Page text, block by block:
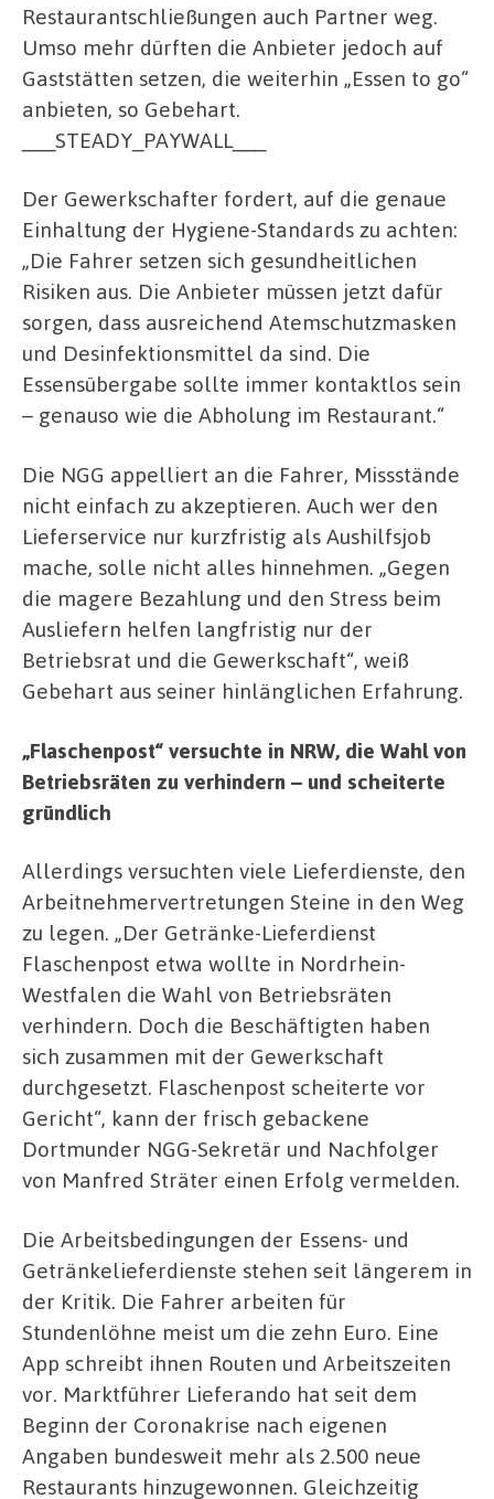
Restaurantschließungen auch Partner weg.
Umso mehr dürften die Anbieter jedoch auf
Gaststätten setzen, die weiterhin „Essen to go“
anbieten, so Gebehart.
___STEADY_PAYWALL___
Der Gewerkschafter fordert, auf die genaue
Einhaltung der Hygiene-Standards zu achten:
„Die Fahrer setzen sich gesundheitlichen
Risiken aus. Die Anbieter müssen jetzt dafür
sorgen, dass ausreichend Atemschutzmasken
und Desinfektionsmittel da sind. Die
Essensübergabe sollte immer kontaktlos sein
– genauso wie die Abholung im Restaurant.“
Die NGG appelliert an die Fahrer, Missstände
nicht einfach zu akzeptieren. Auch wer den
Lieferservice nur kurzfristig als Aushilfsjob
mache, solle nicht alles hinnehmen. „Gegen
die magere Bezahlung und den Stress beim
Ausliefern helfen langfristig nur der
Betriebsrat und die Gewerkschaft“, weiß
Gebehart aus seiner hinlänglichen Erfahrung.
„Flaschenpost“ versuchte in NRW, die Wahl von
Betriebsräten zu verhindern – und scheiterte
gründlich
Allerdings versuchten viele Lieferdienste, den
Arbeitnehmervertretungen Steine in den Weg
zu legen. „Der Getränke-Lieferdienst
Flaschenpost etwa wollte in Nordrhein-
Westfalen die Wahl von Betriebsräten
verhindern. Doch die Beschäftigten haben
sich zusammen mit der Gewerkschaft
durchgesetzt. Flaschenpost scheiterte vor
Gericht“, kann der frisch gebackene
Dortmunder NGG-Sekretär und Nachfolger
von Manfred Sträter einen Erfolg vermelden.
Die Arbeitsbedingungen der Essens- und
Getränkelieferdienste stehen seit längerem in
der Kritik. Die Fahrer arbeiten für
Stundenlöhne meist um die zehn Euro. Eine
App schreibt ihnen Routen und Arbeitszeiten
vor. Marktführer Lieferando hat seit dem
Beginn der Coronakrise nach eigenen
Angaben bundesweit mehr als 2.500 neue
Restaurants hinzugewonnen. Gleichzeitig